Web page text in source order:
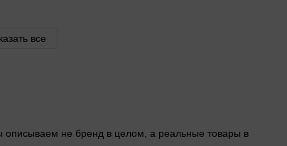
описываем не бренд в целом, а реальные товары в
все